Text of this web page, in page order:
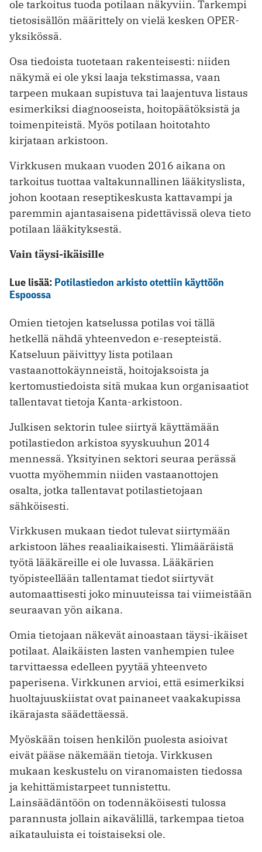
ole tarkoitus tuoda potilaan näkyviin. Tarkempi
tietosisällön määrittely on vielä kesken OPER-
yksikössä.
Osa tiedoista tuotetaan rakenteisesti: niiden
näkymä ei ole yksi laaja tekstimassa, vaan
tarpeen mukaan supistuva tai laajentuva listaus
esimerkiksi diagnooseista, hoitopäätöksistä ja
toimen­piteistä. Myös potilaan hoitotahto
kirjataan arkistoon.
Virkkusen mukaan vuoden 2016 aikana on
tarkoitus tuottaa valtakunnallinen lääkityslista,
johon kootaan reseptikeskusta kattavampi ja
paremmin ajan­tasaisena pidettävissä oleva tieto
potilaan lääkityksestä.
Vain täysi-ikäisille
Lue lisää: Potilastiedon arkisto otettiin käyttöön
Espoossa
Omien tietojen katselussa potilas voi tällä
hetkellä nähdä yhteenvedon e-resepteistä.
Katseluun päivittyy lista potilaan
vastaanottokäynneistä, hoitojaksoista ja
kertomustiedoista sitä mukaa kun organisaatiot
tallentavat tietoja Kanta-arkistoon.
Julkisen sektorin tulee siirtyä käyttämään
potilastiedon arkistoa syyskuuhun 2014
mennessä. Yksityinen sektori seuraa perässä
vuotta myöhemmin niiden vastaanottojen
osalta, jotka tallentavat potilastietojaan
sähköisesti.
Virkkusen mukaan tiedot tulevat siirtymään
arkistoon lähes reaaliaikaisesti. Ylimääräistä
työtä lääkäreille ei ole ­luvassa. Lääkärien
työpisteellään tallentamat tiedot siirtyvät
automaattisesti ­joko minuuteissa tai viimeistään
seuraavan yön aikana.
Omia tietojaan näkevät ainoastaan täysi-ikäiset
potilaat. Alaikäisten lasten vanhempien tulee
tarvittaessa edelleen pyytää yhteenveto
paperisena. Virkku­nen arvioi, että esimerkiksi
huoltajuuskiistat ovat painaneet vaakakupissa
ikärajasta säädettäessä.
Myöskään toisen henkilön puolesta asioivat
eivät pääse näkemään tietoja. Virkkusen
mukaan keskustelu on viranomaisten tiedossa
ja kehittämistarpeet tunnistettu.
Lainsäädäntöön on todennäköisesti tulossa
parannusta jollain ­aikavälillä, tarkempaa tietoa
aikatauluista ei toistaiseksi ole.